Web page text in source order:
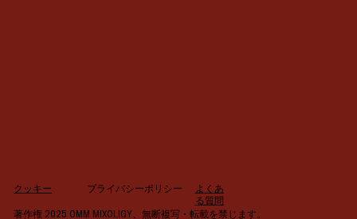
著作権 2025 OMM MIXOLIGY、無断複写・転載を禁じます。
クッキー プライバシーポリシー
よくあ
る質問